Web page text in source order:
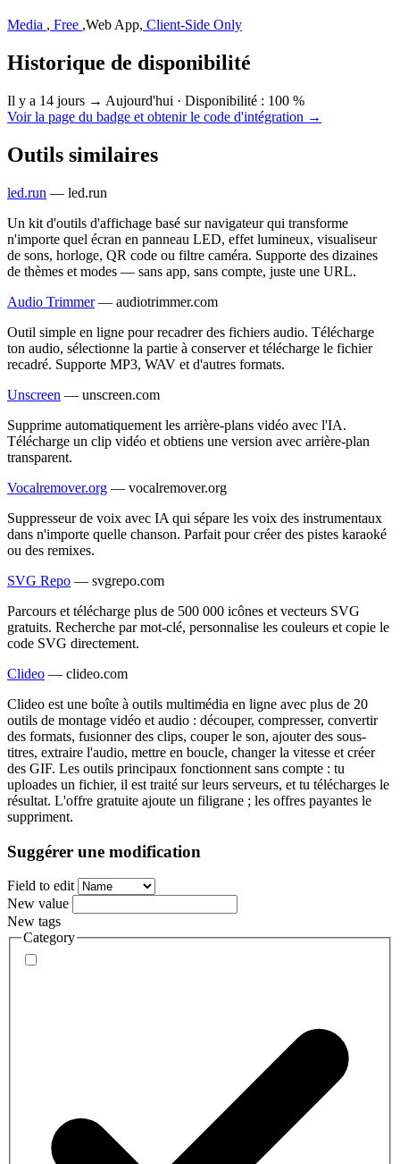
Media , Free ,Web App, Client-Side Only
Historique de disponibilité
Il y a 14 jours → Aujourd'hui · Disponibilité : 100 %
Voir la page du badge et obtenir le code d'intégration →
Outils similaires
led.run — led.run
Un kit d'outils d'affichage basé sur navigateur qui transforme
n'importe quel écran en panneau LED, effet lumineux, visualiseur
de sons, horloge, QR code ou filtre caméra. Supporte des dizaines
de thèmes et modes — sans app, sans compte, juste une URL.
Audio Trimmer — audiotrimmer.com
Outil simple en ligne pour recadrer des fichiers audio. Télécharge
ton audio, sélectionne la partie à conserver et télécharge le fichier
recadré. Supporte MP3, WAV et d'autres formats.
Unscreen — unscreen.com
Supprime automatiquement les arrière-plans vidéo avec l'IA.
Télécharge un clip vidéo et obtiens une version avec arrière-plan
transparent.
Vocalremover.org — vocalremover.org
Suppresseur de voix avec IA qui sépare les voix des instrumentaux
dans n'importe quelle chanson. Parfait pour créer des pistes karaoké
ou des remixes.
SVG Repo — svgrepo.com
Parcours et télécharge plus de 500 000 icônes et vecteurs SVG
gratuits. Recherche par mot-clé, personnalise les couleurs et copie le
code SVG directement.
Clideo — clideo.com
Clideo est une boîte à outils multimédia en ligne avec plus de 20
outils de montage vidéo et audio : découper, compresser, convertir
des formats, fusionner des clips, couper le son, ajouter des sous-
titres, extraire l'audio, mettre en boucle, changer la vitesse et créer
des GIF. Les outils principaux fonctionnent sans compte : tu
uploades un fichier, il est traité sur leurs serveurs, et tu télécharges le
résultat. L'offre gratuite ajoute un filigrane ; les offres payantes le
suppriment.
Suggérer une modification
Field to edit
New value
New tags
Category